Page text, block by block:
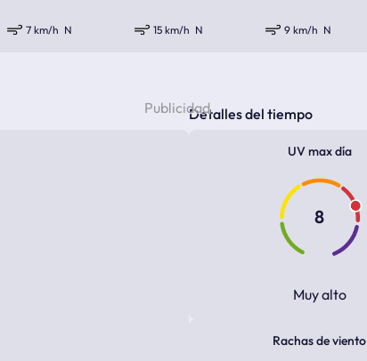
7 km/h N 15 km/h N 9 km/h N
Detalles del tiempo
UV max día
8
Muy alto
Rachas de viento